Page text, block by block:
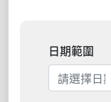
日期範圍